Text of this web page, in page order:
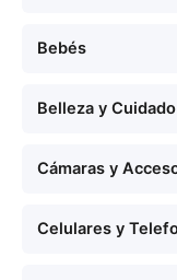
Bebés
Belleza y
Cámaras y
Celulares y